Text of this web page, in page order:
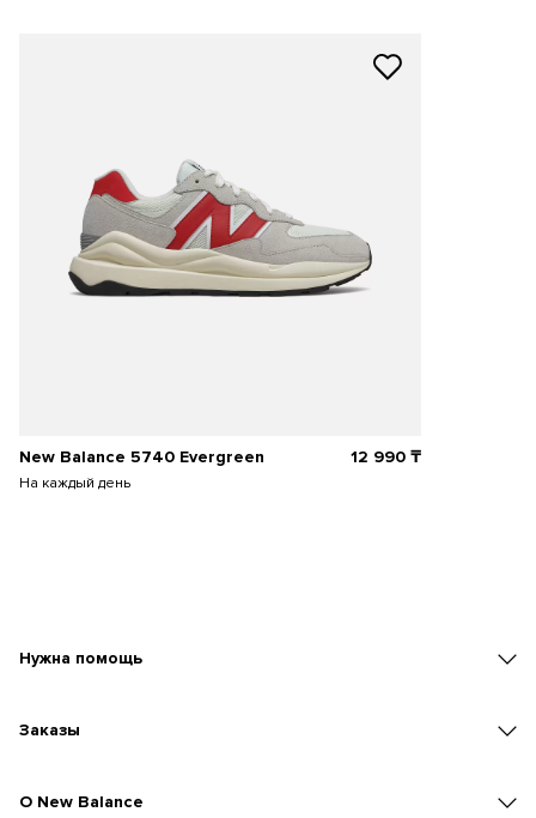
New Balance 5740 Evergreen
На каждый день
12 990₸
Нужна помощь
Заказы
O New Balance